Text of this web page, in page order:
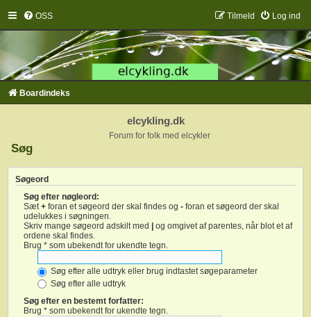
OSS Log ind
Tilmeld
Boardindeks
elcykling.dk
Forum for folk med elcykler
Søg
Søgeord
Søg efter nøgleord:
Sæt+ foran et søgeord der skal findes og - foran et søgeord der skal
udelukkes i søgningen.
Skriv mange søgeord adskilt med
og omgivet af parentes, når blot et af
ordene skal findes.
Brug * som ubekendt for ukendte tegn.
Søg efter alle udtryk eller brug indtastet søgeparameter
Søg efter alle udtryk
Søg efter en bestemt forfatter:
Brug * som ubekendt for ukendte tegn.